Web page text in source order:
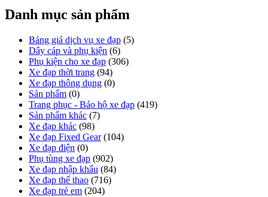
Danh mục sản phẩm
Bảng giá dịch vụ xe đạp (5)
Dây cáp và phụ kiện (6)
Phụ kiện cho xe đạp (306)
Xe đạp thời trang (94)
Xe đạp thông dụng (0)
Sản phẩm (0)
Trang phục - Bảo hộ xe đạp (419)
Sản phẩm khác (7)
Xe đạp khác (98)
Xe đạp Fixed Gear (104)
Xe đạp điện (0)
Phụ tùng xe đạp (902)
Xe đạp nhập khẩu (84)
Xe đạp thể thao (716)
Xe đạp trẻ em (204)